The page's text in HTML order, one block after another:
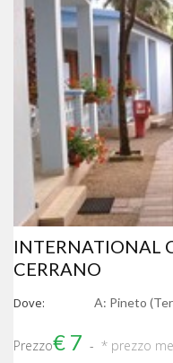
INTERNATIONAL
CERRANO
Dove: A: Pineto
Prezzo€ 7 * prezzo